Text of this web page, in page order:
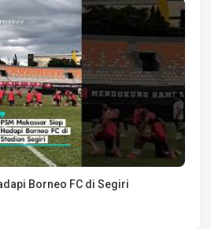
Borneo FC di Segiri